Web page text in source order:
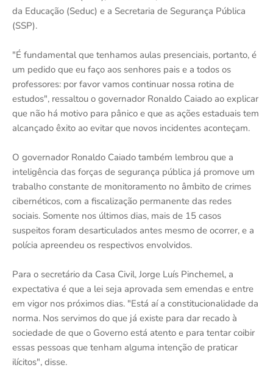
da Educação (Seduc) e a Secretaria de Segurança Pública
(SSP).
"É fundamental que tenhamos aulas presenciais, portanto, é
um pedido que eu faço aos senhores pais e a todos os
professores: por favor vamos continuar nossa rotina de
estudos", ressaltou o governador Ronaldo Caiado ao explicar
que não há motivo para pânico e que as ações estaduais tem
alcançado êxito ao evitar que novos incidentes aconteçam.
O governador Ronaldo Caiado também lembrou que a
inteligência das forças de segurança pública já promove um
trabalho constante de monitoramento no âmbito de crimes
cibernéticos, com a fiscalização permanente das redes
sociais. Somente nos últimos dias, mais de 15 casos
suspeitos foram desarticulados antes mesmo de ocorrer, e a
polícia apreendeu os respectivos envolvidos.
Para o secretário da Casa Civil, Jorge Luís Pinchemel, a
expectativa é que a lei seja aprovada sem emendas e entre
em vigor nos próximos dias. "Está aí a constitucionalidade da
norma. Nos servimos do que já existe para dar recado à
sociedade de que o Governo está atento e para tentar coibir
essas pessoas que tenham alguma intenção de praticar
ilícitos", disse.